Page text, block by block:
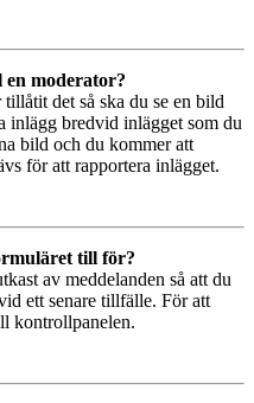
moderator?
det så ska du se en bild
inlägg bredvid inlägget som du
bild och du kommer att
för att rapportera inlägget.
till för?
av meddelanden så att du
ett senare tillfälle. För att
kontrollpanelen.